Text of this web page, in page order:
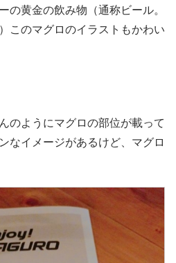
の黄金の飲み物（通称ビール。
このマグロのイラストもかわい
のようにマグロの部位が載って
なイメージがあるけど、マグロ